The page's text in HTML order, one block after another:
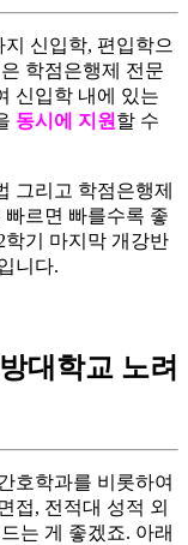
신입학, 편입학으
학점은행제 전문
신입학 내에 있는
동시에 지원 할 수
그리고 학점은행제
르면 빠를수록 좋
학기 마지막 개강반
니다.
대학교 노려
호학과를 비롯하여
접, 전적대 성적 외
는 게 좋겠죠. 아래